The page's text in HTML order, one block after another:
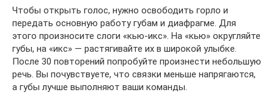
Чтобы открыть голос, нужно освободить горло и
передать основную работу губам и диафрагме. Для
этого произносите слоги «кью-икс». На «кью» округляйте
губы, на «икс» — растягивайте их в широкой улыбке.
После 30 повторений попробуйте произнести небольшую
речь. Вы почувствуете, что связки меньше напрягаются,
а губы лучше выполняют ваши команды.